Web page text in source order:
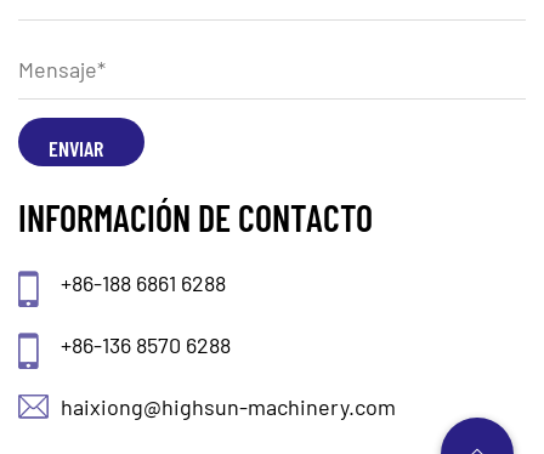
INFORMACIÓN DE CONTACTO
+86-188 6861 6288
+86-136 8570 6288
haixiong@highsun-machinery.com